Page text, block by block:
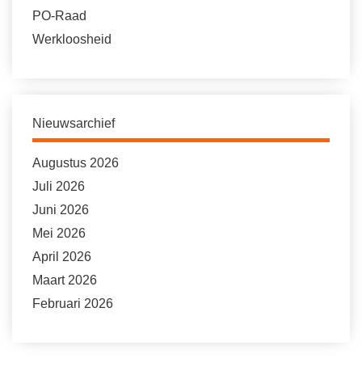
PO-Raad
Werkloosheid
Nieuwsarchief
Augustus 2026
Juli 2026
Juni 2026
Mei 2026
April 2026
Maart 2026
Februari 2026